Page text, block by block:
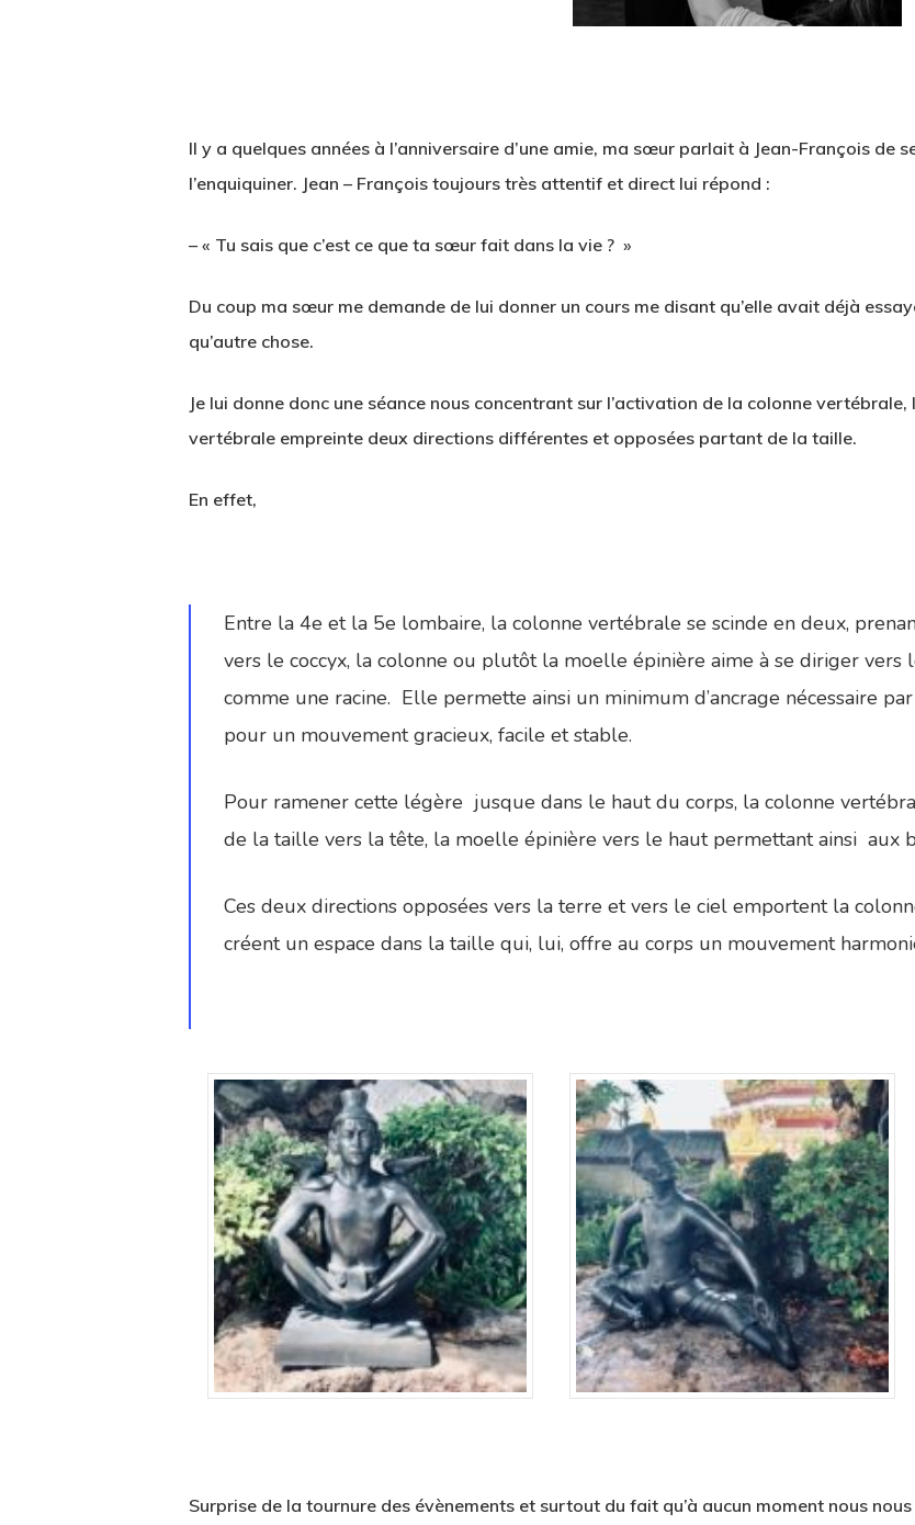
Il y a quelques années à l’anniversaire d’une amie, ma sœur parlait à Jean-François de
l’enquiquiner. Jean – François toujours très attentif et direct lui répond :
– « Tu sais que c’est ce que ta sœur fait dans la vie ? »
Du coup ma sœur me demande de lui donner un cours me disant qu’elle avait déjà
qu’autre chose.
Je lui donne donc une séance nous concentrant sur l’activation de la colonne
vertébrale empreinte deux directions différentes et opposées partant de la taille.
En effet,
Entre la 4e et la 5e lombaire, la colonne vertébrale se scinde en deux,
vers le coccyx, la colonne ou plutôt la moelle épinière aime à se diriger vers
comme une racine. Elle permette ainsi un minimum d’ancrage nécessaire
pour un mouvement gracieux, facile et stable.
Pour ramener cette légère jusque dans le haut du corps, la colonne
de la taille vers la tête, la moelle épinière vers le haut permettant ainsi aux
Ces deux directions opposées vers la terre et vers le ciel emportent la
créent un espace dans la taille qui, lui, offre au corps un mouvement
Surprise de la tournure des évènements et surtout du fait qu’à aucun moment nous